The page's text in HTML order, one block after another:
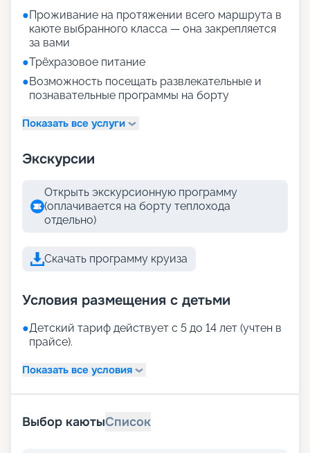
●Проживание на протяжении всего маршрута в
каюте выбранного класса — она закрепляется
за вами
●Трёхразовое питание
●Возможность посещать развлекательные и
познавательные программы на борту
Показать все услуги
Экскурсии
Открыть экскурсионную программу
(оплачивается на борту теплохода
отдельно)
Скачать программу круиза
Условия размещения с детьми
●Детский тариф действует с 5 до 14 лет (учтен в
прайсе).
Показать все условия
Выбор каютыСписок